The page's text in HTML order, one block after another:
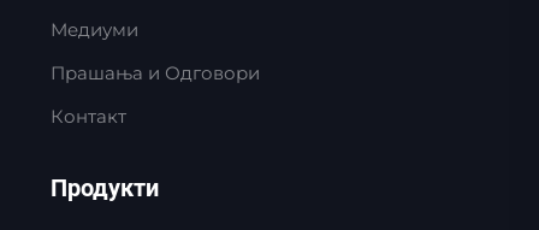
Медиуми
Прашања и Одговори
Контакт
Продукти